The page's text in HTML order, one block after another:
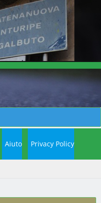
Aiuto Privacy Policy